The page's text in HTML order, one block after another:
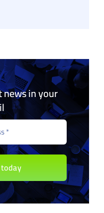
news in your